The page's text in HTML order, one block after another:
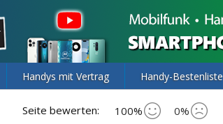
Handys mit Vertrag Handy-Bestenliste
Seite bewerten: 100% 0%